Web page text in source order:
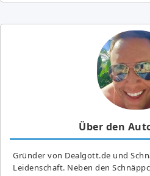
Über den
Gründer von Dealgott.de und
Leidenschaft. Neben den